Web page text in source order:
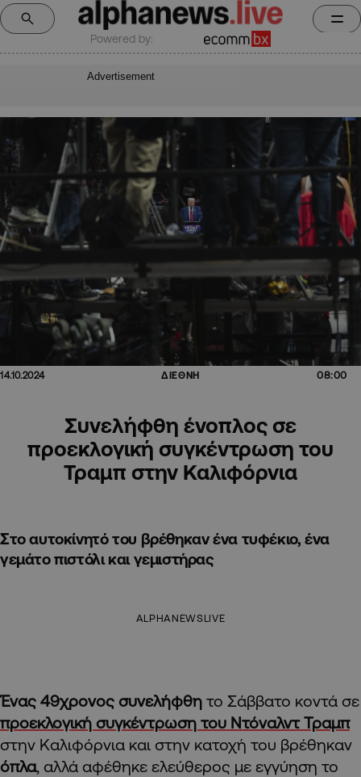
Powered by:
Advertisement
14.10.2024 ΔΙΕΘΝΗ 08:00
Συνελήφθη ένοπλος σε
προεκλογική συγκέντρωση του
Τραμπ στην Καλιφόρνια
Στο αυτοκίνητό του βρέθηκαν ένα τυφέκιο, ένα
γεμάτο πιστόλι και γεμιστήρας
ALPHANEWSLIVE
Ένας 49χρονος συνελήφθη το Σάββατο κοντά σε
προεκλογική συγκέντρωση του Ντόναλντ Τραμπ
στην Καλιφόρνια και στην κατοχή του βρέθηκαν
όπλα, αλλά αφέθηκε ελεύθερος με εγγύηση το